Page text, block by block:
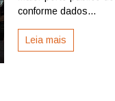
conforme dados...
Leia mais